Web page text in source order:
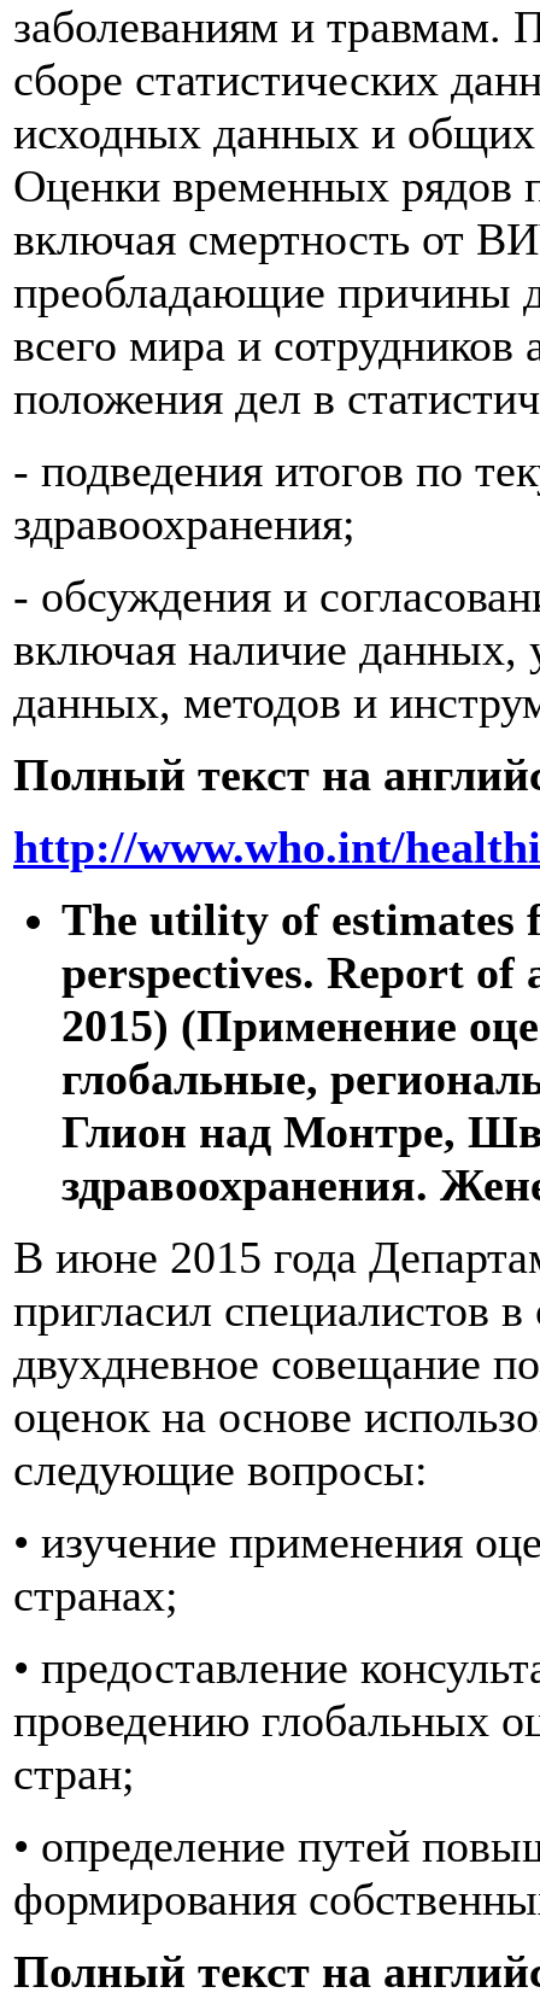
заболеваниям и травмам.
сборе статистических
исходных данных и общих
Оценки временных рядов
включая смертность от
преобладающие причины
всего мира и
положения дел в
- подведения итогов по
здравоохранения;
- обсуждения и
включая наличие данных,
данных, методов и
Полный текст на
http://www.who.int/
The utility of estimates
perspectives. Report
2015) (Применение
глобальные,
Глион над Монтре,
здравоохранения.
В июне 2015 года
пригласил специалистов
двухдневное совещание
оценок на основе
следующие вопросы:
• изучение применения
странах;
• предоставление
проведению глобальных
стран;
• определение путей
формирования
Полный текст на